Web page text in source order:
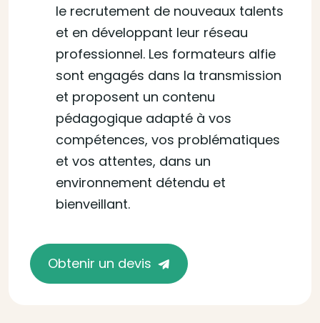
le recrutement de nouveaux talents
et en développant leur réseau
professionnel. Les formateurs alfie
sont engagés dans la transmission
et proposent un contenu
pédagogique adapté à vos
compétences, vos problématiques
et vos attentes, dans un
environnement détendu et
bienveillant.
Obtenir un devis